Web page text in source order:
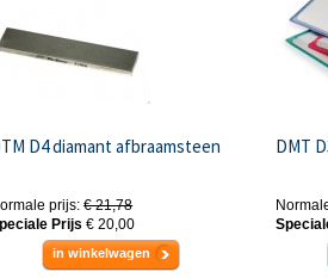
D4 diamant afbraamsteen
prijs: € 21,78
Prijs € 20,00
in winkelwagen
DMT